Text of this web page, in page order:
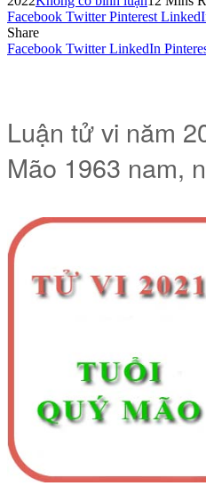
Facebook Twitter Pinterest
Share
Facebook Twitter LinkedIn
Luận tử vi năm
Mão 1963 nam,